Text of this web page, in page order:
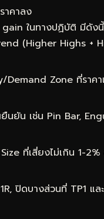
าคาลง
ในทางปฏิบัติ มีดังนี้
(Higher Highs +
Zone ที่ราค
นยัน เช่น Pin Bar,
ที่เสี่ยงไม่เกิน 1-
ปิดบางส่วนที่ TP1 แ